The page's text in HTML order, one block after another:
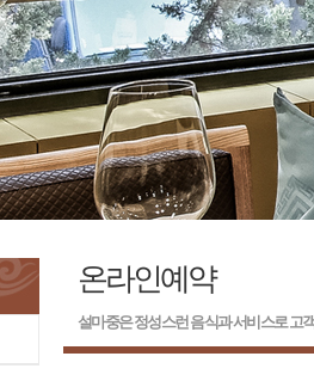
온라인예약
설마중은 정성스런 음식과 서비스로 고